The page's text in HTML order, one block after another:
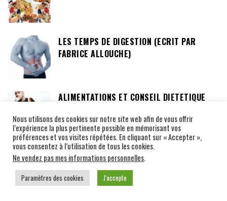
LES TEMPS DE DIGESTION (ECRIT PAR
FABRICE ALLOUCHE)
ALIMENTATIONS ET CONSEIL DIETETIQUE
BIOGRAPHIES DE CHAMPIONS FARANGS
Nous utilisons des cookies sur notre site web afin de vous offrir
l’expérience la plus pertinente possible en mémorisant vos
préférences et vos visites répétées. En cliquant sur « Accepter »,
vous consentez à l’utilisation de tous les cookies.
Ne vendez pas mes informations personnelles.
Paramètres des cookies J'accepte